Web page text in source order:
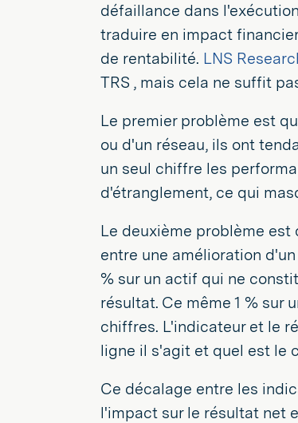
défaillance dans
traduire en impact
de rentabilité. LNS
TRS , mais cela ne suffit
Le premier problème est
ou d'un réseau, ils ont
un seul chiffre les
d'étranglement, ce qui
Le deuxième problème est
entre une amélioration
% sur un actif qui ne
résultat. Ce même 1 %
chiffres. L'indicateur et le
ligne il s'agit et quel est le
Ce décalage entre les
l'impact sur le résultat net